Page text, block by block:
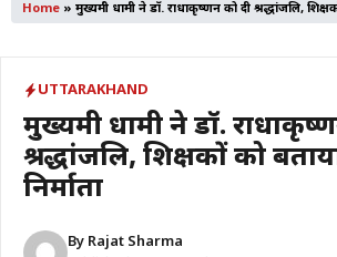
Home » मुख्यमंत्री धामी ने डॉ. राधाकृष्णन को दी श्रद्धांजलि, शिक्षकों
UTTARAKHAND
मुख्यमंत्री धामी ने डॉ.
श्रद्धांजलि, शिक्षकों को बताया
निर्माता
By Rajat Sharma